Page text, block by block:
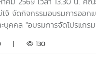
We are especially
winners: First Prize:
Sastraruji -
โจ้ จัดกิจกรรมอบรมการออก
บุคคล "อบรมการจัดโปรแกร
ายวิทยาศาสตร์การกีฬาคณะ
| 130